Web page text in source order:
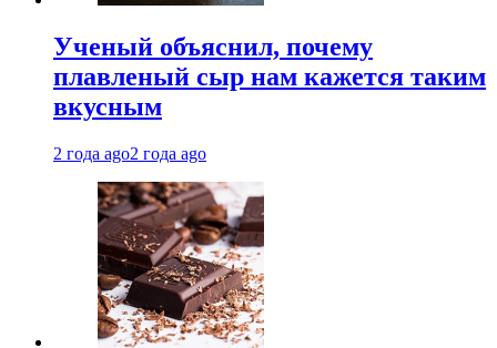
Ученый объяснил, почему
плавленый сыр нам кажется таким
вкусным
2 года ago2 года ago